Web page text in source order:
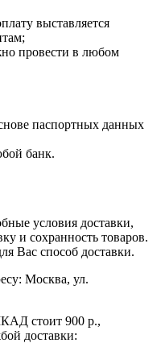
выставляется
провести в любом
паспортных данных
банк.
условия доставки,
и сохранность товаров.
Вас способ доставки.
Москва, ул.
стоит 900 р.,
доставки: